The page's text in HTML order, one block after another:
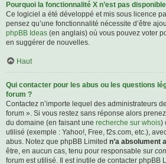
Pourquoi la fonctionnalité X n’est pas
Ce logiciel a été développé et mis sous licence
pensez qu’une fonctionnalité nécessite d’être
phpBB Ideas (en anglais) où vous pouvez voter
en suggérer de nouvelles.
Haut
Qui contacter pour les abus ou les questions
forum ?
Contactez n’importe lequel des administrateurs
forum ». Si vous restez sans réponse alors
du domaine (en faisant une recherche sur whois)
utilisé (exemple : Yahoo!, Free, f2s.com, etc.),
abus. Notez que phpBB Limited n’a absolument
être, en aucun cas, tenu pour responsable sur
forum est utilisé. Il est inutile de contacter phpBB